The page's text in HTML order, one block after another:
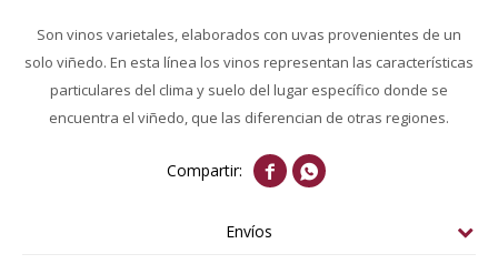
Son vinos varietales, elaborados con uvas provenientes de un
solo viñedo. En esta línea los vinos representan las características
particulares del clima y suelo del lugar específico donde se
encuentra el viñedo, que las diferencian de otras regiones.
 
Envíos